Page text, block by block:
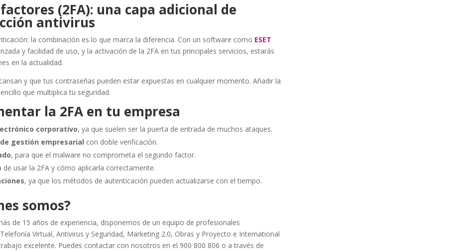
(2FA): una capa adicional de
antivirus
la combinación es lo que marca la diferencia. Con un software como ESET
y facilidad de uso, y la activación de la 2FA en tus principales servicios, estarás
en la actualidad.
y que tus contraseñas pueden estar expuestas en cualquier momento. Añadir la
que multiplica tu seguridad.
la 2FA en tu empresa
corporativo, ya que suelen ser la puerta de entrada de muchos ataques.
gestión empresarial con doble verificación.
, para que el malware no comprometa el segundo factor.
usar la 2FA y cómo aplicarla correctamente.
, ya que los métodos de autenticación pueden actualizarse con el tiempo.
somos?
de 15 años de experiencia, disponemos de un equipo de profesionales
Virtual, Antivirus y Seguridad, Marketing 2.0, Obras y Proyecto e International
excelente. Puedes contactar con nosotros en el 900 800 806 o a través de